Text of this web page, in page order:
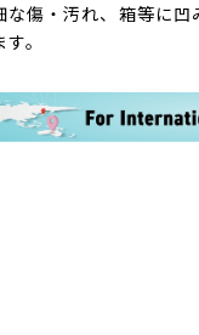
な傷・汚れ、箱等に凹
。